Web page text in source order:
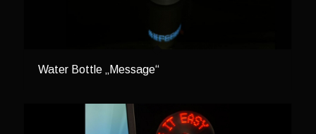
Water Bottle „Message“